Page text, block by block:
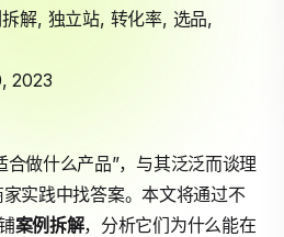
解, 独立站, 转化率, 选品,
2023
合做什么产品”，与其泛泛而谈理
实践中找答案。本文将通过不
案例拆解，分析它们为什么能在